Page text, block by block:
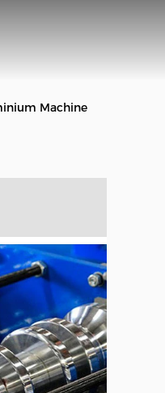
Machine